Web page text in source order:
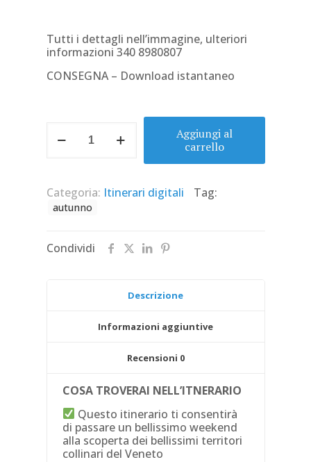
Tutti i dettagli nell’immagine, ulteriori
informazioni 340 8980807
CONSEGNA – Download istantaneo
-
Patrimonio
Aggiungi al
carrello
Categoria: Itinerari digitali Tag:
autunno
Condividi
Descrizione
Informazioni aggiuntive
Recensioni 0
COSA TROVERAI NELL’ITNERARIO
Questo itinerario ti consentirà
di passare un bellissimo weekend
alla scoperta dei bellissimi territori
collinari del Veneto